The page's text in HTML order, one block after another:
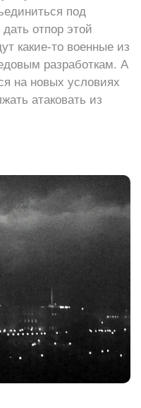
под
отпор этой
какие-то военные из
разработкам. А
на новых условиях
атаковать из